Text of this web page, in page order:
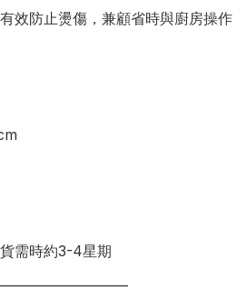
效防止燙傷，兼顧省時與廚房操作
需時約3-4星期